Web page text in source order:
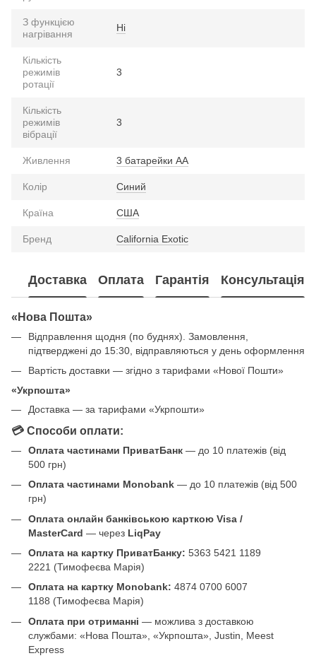
З функцією
нагрівання
Ні
Кількість
режимів
ротації
3
Кількість
режимів
вібрації
3
Живлення 3 батарейки АА
Колір Синий
Країна США
Бренд California Exotic
Доставка Оплата Гарантія Консультація
«Нова Пошта»
Відправлення щодня (по буднях). Замовлення,
підтверджені до 15:30, відправляються у день оформлення
Вартість доставки — згідно з тарифами «Нової Пошти»
«Укрпошта»
Доставка — за тарифами «Укрпошти»
💳 Способи оплати:
Оплата частинами ПриватБанк — до 10 платежів (від
500 грн)
Оплата частинами Monobank — до 10 платежів (від 500
грн)
Оплата онлайн банківською карткою Visa /
MasterCard — через LiqPay
Оплата на картку ПриватБанку: 5363 5421 1189
2221 (Тимофеєва Марія)
Оплата на картку Monobank: 4874 0700 6007
1188 (Тимофеєва Марія)
Оплата при отриманні — можлива з доставкою
службами: «Нова Пошта», «Укрпошта», Justin, Meest
Express